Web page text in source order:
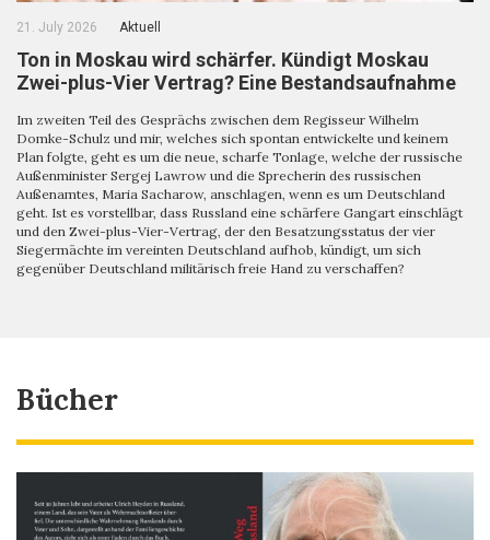
21. July 2026 Aktuell
Ton in Moskau wird schärfer. Kündigt Moskau
Zwei-plus-Vier Vertrag? Eine Bestandsaufnahme
Im zweiten Teil des Gesprächs zwischen dem Regisseur Wilhelm
Domke-Schulz und mir, welches sich spontan entwickelte und keinem
Plan folgte, geht es um die neue, scharfe Tonlage, welche der russische
Außenminister Sergej Lawrow und die Sprecherin des russischen
Außenamtes, Maria Sacharow, anschlagen, wenn es um Deutschland
geht. Ist es vorstellbar, dass Russland eine schärfere Gangart einschlägt
und den Zwei-plus-Vier-Vertrag, der den Besatzungsstatus der vier
Siegermächte im vereinten Deutschland aufhob, kündigt, um sich
gegenüber Deutschland militärisch freie Hand zu verschaffen?
Bücher